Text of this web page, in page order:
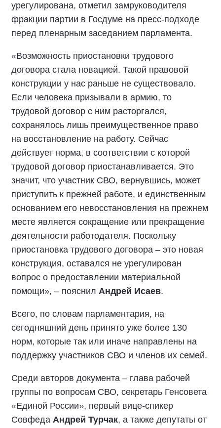
урегулирована, отметил замруководителя
фракции партии в Госдуме на пресс-подходе
перед пленарным заседанием парламента.
«Возможность приостановки трудового
договора стала новацией. Такой правовой
конструкции у нас раньше не существовало.
Если человека призывали в армию, то
трудовой договор с ним расторгался,
сохранялось лишь преимущественное право
на восстановление на работу. Сейчас
действует норма, в соответствии с которой
трудовой договор приостанавливается. Это
значит, что участник СВО, вернувшись, может
приступить к прежней работе, и единственным
основанием его невосстановления на прежнем
месте является сокращение или прекращение
деятельности работодателя. Поскольку
приостановка трудового договора – это новая
конструкция, оставался не урегулирован
вопрос о предоставлении материальной
помощи», – пояснил Андрей Исаев.
Всего, по словам парламентария, на
сегодняшний день принято уже более 130
норм, которые так или иначе направлены на
поддержку участников СВО и членов их семей.
Среди авторов документа – глава рабочей
группы по вопросам СВО, секретарь Генсовета
«Единой России», первый вице-спикер
Совфеда Андрей Турчак, а также депутаты от